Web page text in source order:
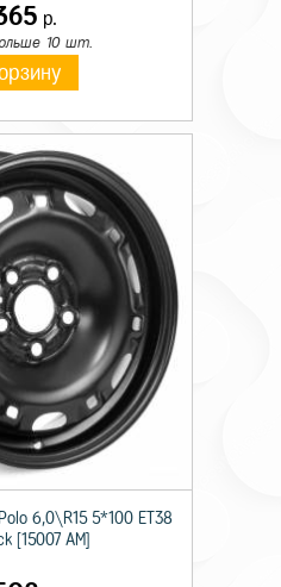
р.
10 шт.
6,0\R15 5*100 ET38
[15007 AM]